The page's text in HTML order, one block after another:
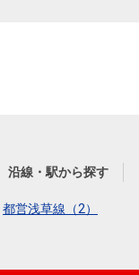
沿線・駅から探す
都営浅草線（2）